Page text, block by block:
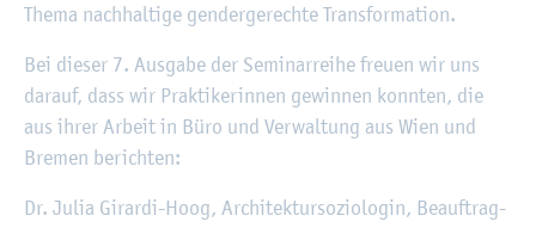
Thema nach­hal­ti­ge gen­der­ge­rech­te Trans­for­ma­ti­on.
Bei die­ser 7. Aus­ga­be der Se­mi­nar­rei­he freu­en wir uns
dar­auf, dass wir Prak­ti­ke­rin­nen ge­win­nen konn­ten, die
aus ihrer Ar­beit in Büro und Ver­wal­tung aus Wien und
Bre­men be­rich­ten:
Dr. Julia Gi­r­ar­di-Hoog, Ar­chi­tek­tur­so­zio­lo­gin, Be­auf­trag­